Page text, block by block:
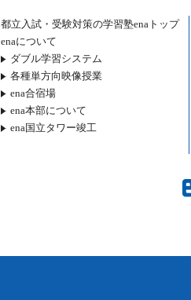
都立入試・受験対策の学習塾enaトップ
enaについて
ダブル学習システム
各種単方向映像授業
ena合宿場
ena本部について
ena国立タワー竣工